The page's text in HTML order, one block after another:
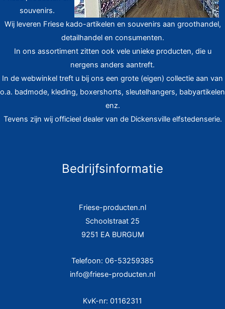
souvenirs.
Wij leveren Friese kado-artikelen en souvenirs aan groothandel,
detailhandel en consumenten.
In ons assortiment zitten ook vele unieke producten, die u
nergens anders aantreft.
In de webwinkel treft u bij ons een grote (eigen) collectie aan van
o.a. badmode, kleding, boxershorts, sleutelhangers, babyartikelen
enz.
Tevens zijn wij officieel dealer van de Dickensville elfstedenserie.
Bedrijfsinformatie
Friese-producten.nl
Schoolstraat 25
9251 EA BURGUM
Telefoon: 06-53259385
info@friese-producten.nl
KvK-nr: 01162311